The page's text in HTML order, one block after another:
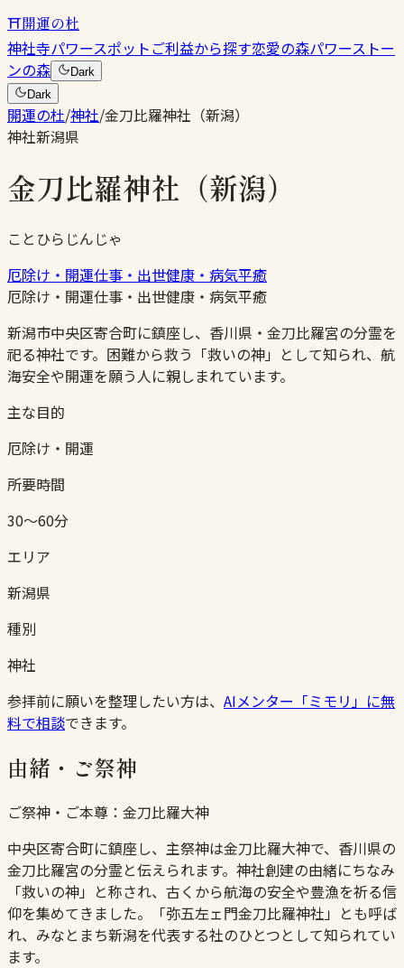
⛩開運の杜
神社寺パワースポットご利益から探す恋愛の森パワーストー
ンの森
Dark
Dark
開運の杜/神社/金刀比羅神社（新潟）
神社新潟県
金刀比羅神社（新潟）
ことひらじんじゃ
厄除け・開運仕事・出世健康・病気平癒
厄除け・開運仕事・出世健康・病気平癒
新潟市中央区寄合町に鎮座し、香川県・金刀比羅宮の分霊を
祀る神社です。困難から救う「救いの神」として知られ、航
海安全や開運を願う人に親しまれています。
主な目的
厄除け・開運
所要時間
30〜60分
エリア
新潟県
種別
神社
参拝前に願いを整理したい方は、 AIメンター「ミモリ」に無
料で相談できます。
由緒・ご祭神
ご祭神・ご本尊： 金刀比羅大神
中央区寄合町に鎮座し、主祭神は金刀比羅大神で、香川県の
金刀比羅宮の分霊と伝えられます。神社創建の由緒にちなみ
「救いの神」と称され、古くから航海の安全や豊漁を祈る信
仰を集めてきました。「弥五左ェ門金刀比羅神社」とも呼ば
れ、みなとまち新潟を代表する社のひとつとして知られてい
ます。